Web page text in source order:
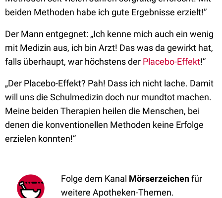
beiden Methoden habe ich gute Ergebnisse erzielt!”
Der Mann entgegnet: „Ich kenne mich auch ein wenig
mit Medizin aus, ich bin Arzt! Das was da gewirkt hat,
falls überhaupt, war höchstens der Placebo-Effekt!”
„Der Placebo-Effekt? Pah! Dass ich nicht lache. Damit
will uns die Schulmedizin doch nur mundtot machen.
Meine beiden Therapien heilen die Menschen, bei
denen die konventionellen Methoden keine Erfolge
erzielen konnten!”
Folge dem Kanal Mörserzeichenfür
weitere Apotheken-Themen.